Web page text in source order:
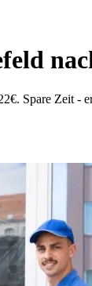
Spare Zeit -